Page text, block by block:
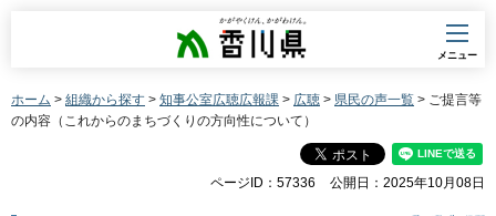
香川県
メニュー
ホーム > 組織から探す > 知事公室広聴広報課 > 広聴 > 県民の声一覧 > ご提言等
の内容（これからのまちづくりの方向性について）
ページID：57336 公開日：2025年10月08日